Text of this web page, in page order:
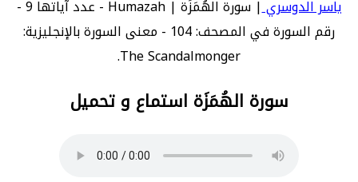
ياسر الدوسري
| سورة الهُمَزَة | Humazah - عدد آياتها 9 -
رقم السورة في المصحف: 104 - معنى السورة بالإنجليزية:
The Scandalmonger.
سورة الهُمَزَة استماع و تحميل